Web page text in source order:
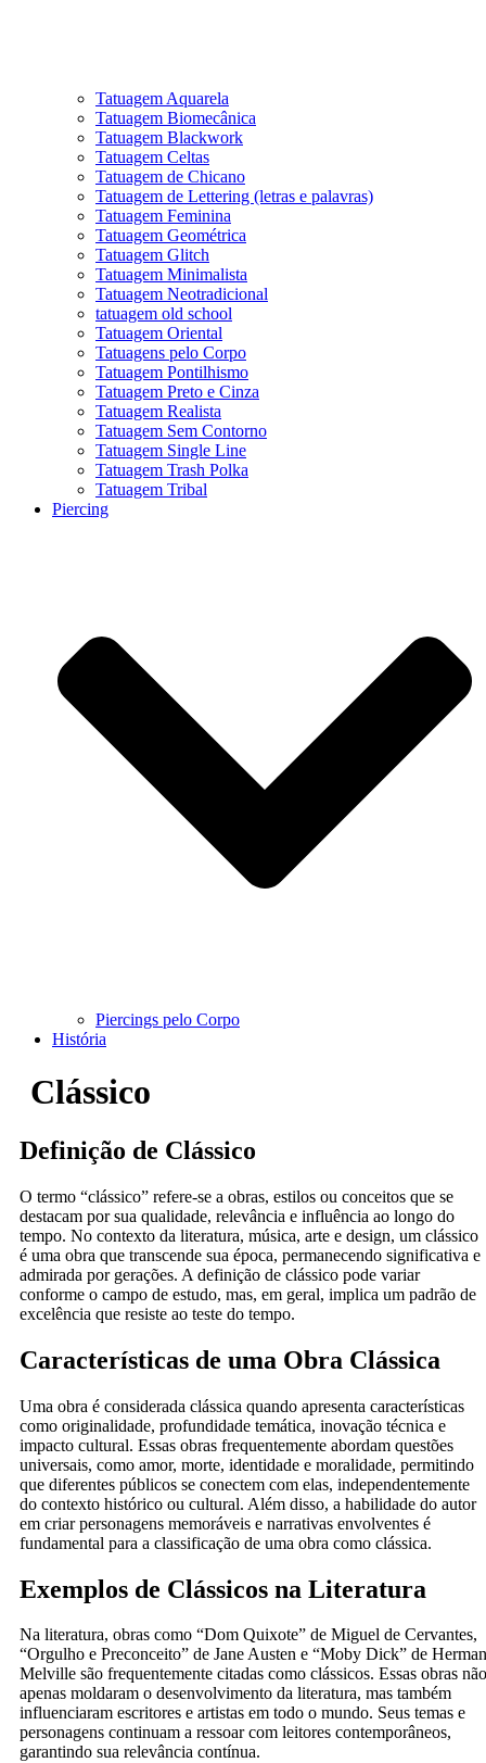
Tatuagem Aquarela
Tatuagem Biomecânica
Tatuagem Blackwork
Tatuagem Celtas
Tatuagem de Chicano
Tatuagem de Lettering (letras e palavras)
Tatuagem Feminina
Tatuagem Geométrica
Tatuagem Glitch
Tatuagem Minimalista
Tatuagem Neotradicional
tatuagem old school
Tatuagem Oriental
Tatuagens pelo Corpo
Tatuagem Pontilhismo
Tatuagem Preto e Cinza
Tatuagem Realista
Tatuagem Sem Contorno
Tatuagem Single Line
Tatuagem Trash Polka
Tatuagem Tribal
Piercing
Piercings pelo Corpo
História
Clássico
Definição de Clássico
O termo “clássico” refere-se a obras, estilos ou conceitos que se
destacam por sua qualidade, relevância e influência ao longo do
tempo. No contexto da literatura, música, arte e design, um clássico
é uma obra que transcende sua época, permanecendo significativa e
admirada por gerações. A definição de clássico pode variar
conforme o campo de estudo, mas, em geral, implica um padrão de
excelência que resiste ao teste do tempo.
Características de uma Obra Clássica
Uma obra é considerada clássica quando apresenta características
como originalidade, profundidade temática, inovação técnica e
impacto cultural. Essas obras frequentemente abordam questões
universais, como amor, morte, identidade e moralidade, permitindo
que diferentes públicos se conectem com elas, independentemente
do contexto histórico ou cultural. Além disso, a habilidade do autor
em criar personagens memoráveis e narrativas envolventes é
fundamental para a classificação de uma obra como clássica.
Exemplos de Clássicos na Literatura
Na literatura, obras como “Dom Quixote” de Miguel de Cervantes,
“Orgulho e Preconceito” de Jane Austen e “Moby Dick” de Herman
Melville são frequentemente citadas como clássicos. Essas obras não
apenas moldaram o desenvolvimento da literatura, mas também
influenciaram escritores e artistas em todo o mundo. Seus temas e
personagens continuam a ressoar com leitores contemporâneos,
garantindo sua relevância contínua.